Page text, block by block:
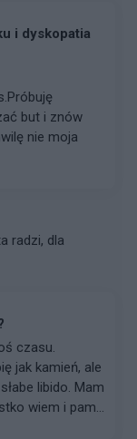
i dyskopatia
but i znów
nie moja
radzi, dla
czasu.
jak kamień, ale
libido. Mam
wiem i pam...